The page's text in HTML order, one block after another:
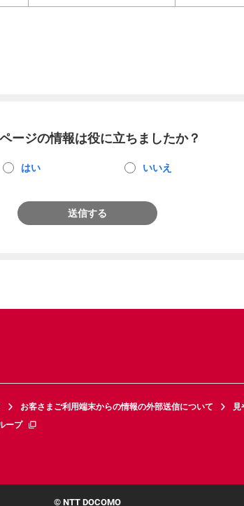
ージの情報は役に立ちましたか？
はい いいえ
送信する
お客さまご利用端末からの情報の外部送信について
見
ープ
© NTT DOCOMO